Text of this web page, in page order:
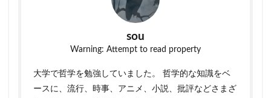
sou
Warning: Attempt to read property
大学で哲学を勉強していました。 哲学的な知識をベ
ースに、流行、時事、アニメ、小説、批評などさまざ